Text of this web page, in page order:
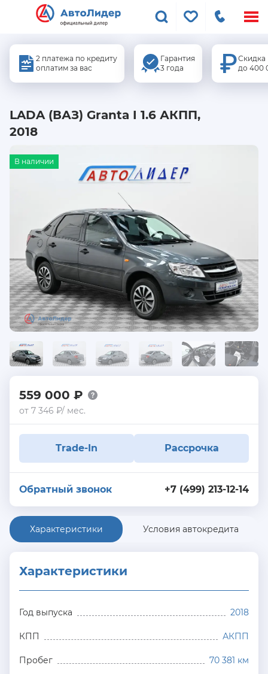
2 платежа по кредиту
оплатим за вас
Гарантия
3 года
Скидка
до 400
LADA (ВАЗ) Granta I 1.6 АКПП,
2018
В наличии
559 000 ₽
от 7 346 ₽/ мес.
Trade-In Рассрочка
+7 (499) 213-12-14
Обратный звонок
Характеристики Условия автокредита
Характеристики
Год выпуска 2018
КПП АКПП
Пробег 70 381 км